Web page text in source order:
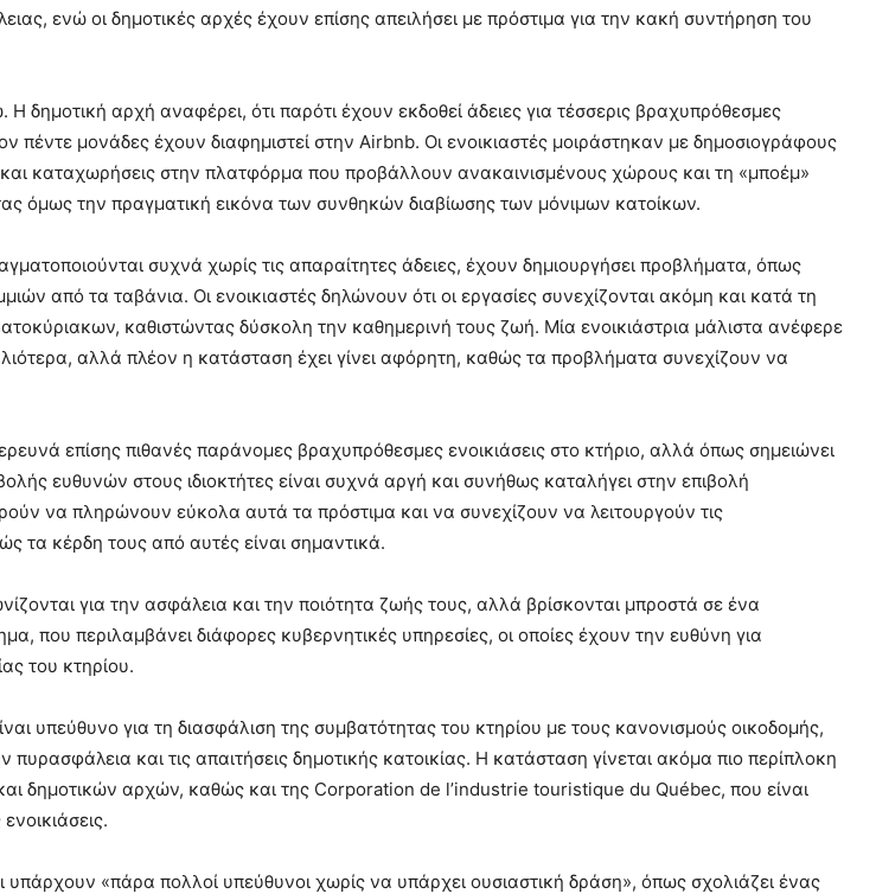
ενώ οι δημοτικές αρχές έχουν επίσης απειλήσει με πρόστιμα για την κακή συντήρηση του
δημοτική αρχή αναφέρει, ότι παρότι έχουν εκδοθεί άδειες για τέσσερις βραχυπρόθεσμες
πέντε μονάδες έχουν διαφημιστεί στην Airbnb. Οι ενοικιαστές μοιράστηκαν με δημοσιογράφους
καταχωρήσεις στην πλατφόρμα που προβάλλουν ανακαινισμένους χώρους και τη «μποέμ»
όμως την πραγματική εικόνα των συνθηκών διαβίωσης των μόνιμων κατοίκων.
συχνά χωρίς τις απαραίτητες άδειες, έχουν δημιουργήσει προβλήματα, όπως
από τα ταβάνια. Οι ενοικιαστές δηλώνουν ότι οι εργασίες συνεχίζονται ακόμη και κατά τη
καθιστώντας δύσκολη την καθημερινή τους ζωή. Μία ενοικιάστρια μάλιστα ανέφερε
αλλά πλέον η κατάσταση έχει γίνει αφόρητη, καθώς τα προβλήματα συνεχίζουν να
επίσης πιθανές παράνομες βραχυπρόθεσμες ενοικιάσεις στο κτήριο, αλλά όπως σημειώνει
ευθυνών στους ιδιοκτήτες είναι συχνά αργή και συνήθως καταλήγει στην επιβολή
να πληρώνουν εύκολα αυτά τα πρόστιμα και να συνεχίζουν να λειτουργούν τις
τα κέρδη τους από αυτές είναι σημαντικά.
για την ασφάλεια και την ποιότητα ζωής τους, αλλά βρίσκονται μπροστά σε ένα
που περιλαμβάνει διάφορες κυβερνητικές υπηρεσίες, οι οποίες έχουν την ευθύνη για
του κτηρίου.
υπεύθυνο για τη διασφάλιση της συμβατότητας του κτηρίου με τους κανονισμούς οικοδομής,
και τις απαιτήσεις δημοτικής κατοικίας. Η κατάσταση γίνεται ακόμα πιο περίπλοκη
δημοτικών αρχών, καθώς και της Corporation de l’industrie touristique du Québec, που είναι
υπάρχουν «πάρα πολλοί υπεύθυνοι χωρίς να υπάρχει ουσιαστική δράση», όπως σχολιάζει ένας